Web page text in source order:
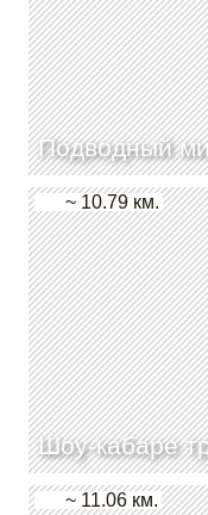
Подводный
Шоу-кабаре
~ 10.79 км.
~ 11.06 км.